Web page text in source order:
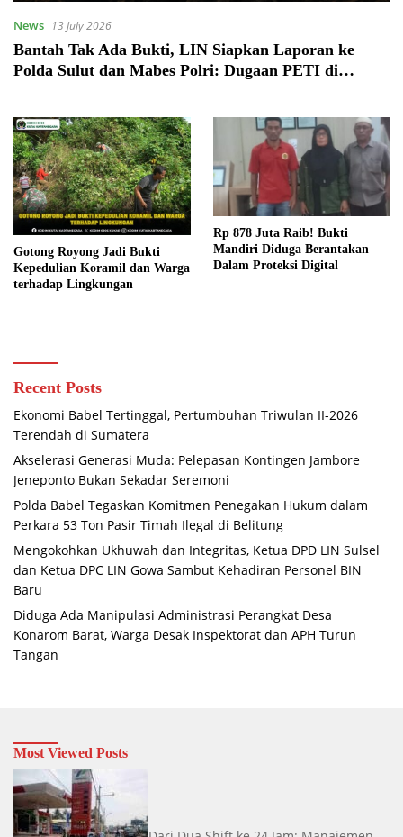
News 13 July 2026
Bantah Tak Ada Bukti, LIN Siapkan Laporan ke
Polda Sulut dan Mabes Polri: Dugaan PETI di
Gotong Royong Jadi Bukti
Kepedulian Koramil dan Warga
terhadap Lingkungan
Rp 878 Juta Raib! Bukti
Mandiri Diduga Berantakan
Dalam Proteksi Digital
Recent Posts
Ekonomi Babel Tertinggal, Pertumbuhan Triwulan II-2026
Terendah di Sumatera
Akselerasi Generasi Muda: Pelepasan Kontingen Jambore
Jeneponto Bukan Sekadar Seremoni
Polda Babel Tegaskan Komitmen Penegakan Hukum dalam
Perkara 53 Ton Pasir Timah Ilegal di Belitung
Mengokohkan Ukhuwah dan Integritas, Ketua DPD LIN Sulsel
dan Ketua DPC LIN Gowa Sambut Kehadiran Personel BIN
Baru
Diduga Ada Manipulasi Administrasi Perangkat Desa
Konarom Barat, Warga Desak Inspektorat dan APH Turun
Tangan
Most Viewed Posts